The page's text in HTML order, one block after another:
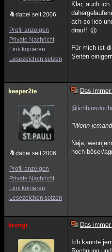
dabei seit 2006
Profil anzeigen
Private Nachricht
Link kopieren
Lesezeichen setzen
Klar, auch
ach so lieb
drauf!
Für mich ist
Seiten
keeper2te
dabei seit 2006
Profil anzeigen
Private Nachricht
Link kopieren
Lesezeichen setzen
Das
"Wenn
Naja,
noch böser/
krungt Das
Ich kannte